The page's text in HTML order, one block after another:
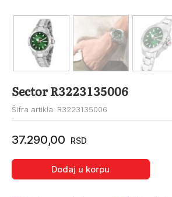
Sector R3223135006
Šifra artikla: R3223135006
37.290,00 RSD
Dodaj u korpu